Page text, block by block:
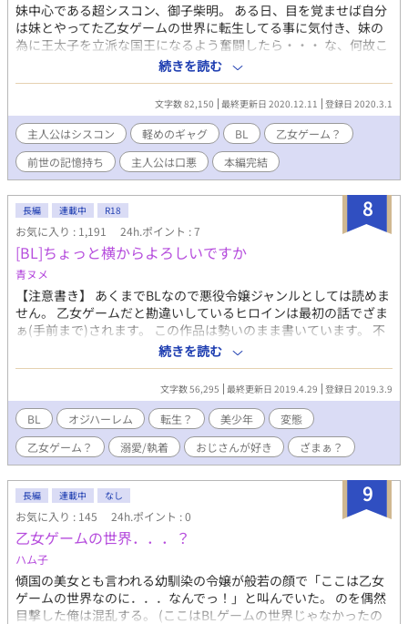
妹中心である超シスコン、御子柴明。 ある日、目を覚ませば自分
は妹とやってた乙女ゲームの世界に転生してる事に気付き、妹の
為に王太子を立派な国王になるよう奮闘したら・・・ な、何故こ
うなった？ シスコン主人公の話を書きたくパパッと思いついた事
を書きました。中身はスカスカです。ご容赦ください。 主人公は
口が悪いです。不快に思われるかもしれませんがご容赦くださ
い。 全５話。＋他視点と後日談を書こうと思ってます。 他視点に
R18指定の話が含まれます。本編は指定なしで話が読めます。な
ので本編完結のちR指定変更します。
続きを読む
文字数 82,150 最終更新日 2020.12.11 登録日 2020.3.1
主人公はシスコン 軽めのギャグ BL
乙女ゲーム？
前世の記憶持ち
主人公は口悪 本編完結
8
長編 連載中 R18
お気に入り : 1,191 24h.ポイント : 7
[BL]ちょっと横からよろしいですか
青ヌメ
【注意書き】 あくまでBLなので悪役令嬢ジャンルとしては読めま
せん。 乙女ゲームだと勘違いしているヒロインは最初の話でざま
ぁ(手前まで)されます。 この作品は勢いのまま書いています。 不
定期更新です。 近況ボードに進捗状況を書いている場合がありま
す。 オジサン率高め。 格好いいだけのオジサンは一人も出てきま
せん。 R18シーンのある話には♥マークを付けます。 誤字・脱字
を予告無く直したりします。 最初の1～2話は特に不快な表現が
多々出てきますので、オリハルコン級の精神の方、スルー能力の
高い方、変態好きな方に読んでいただけると幸いです。 作者はオ
ブラート並のハートなので、批判的な感想は心の中と同じ意見の
友人内でお願いします。 他の読者の方に不快になる感想を目に付
くところに書かず、作品を読まなかった事にして忘れてくださ
い。（一礼） キャラのイメージ画を置いていますが、あくまで参
考なのでお好きに想像してください。 この作品のイメージを崩さ
れたくないという方が見なくてもいいように人物の入った表紙イ
ラスト・挿し絵は控えます。 ※ここの内容は変更になる場合があ
ります。ご了承ください。
続きを読む
文字数 56,295 最終更新日 2019.4.29 登録日 2019.3.9
BL オジハーレム 転生？ 美少年
変態
乙女ゲーム？
溺愛/執着 おじさんが好き ざまぁ？
9
長編 連載中 なし
お気に入り : 145 24h.ポイント : 0
乙女ゲームの世界．．．？
ハム子
傾国の美女とも言われる幼馴染の令嬢が般若の顔で「ここは乙女
ゲームの世界なのに．．．なんでっ！」と叫んでいた。 のを偶然
目撃した俺は混乱する。 (ここはBLゲームの世界じゃなかったの